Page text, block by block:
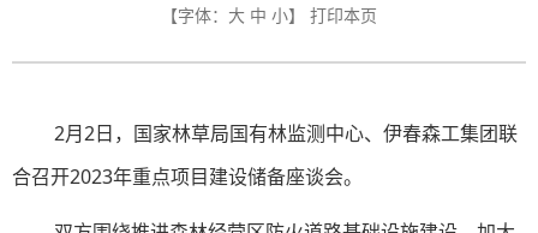
【字体： 大 中 小】 打印本页
2月2日，国家林草局国有林监测中心、伊春森工集团联
合召开2023年重点项目建设储备座谈会。